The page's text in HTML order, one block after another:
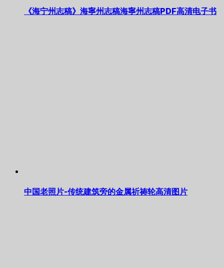
《海宁州志稿》海寧州志稿海寧州志稿PDF高清电子书
中国老照片-传统建筑旁的金属祈祷轮高清图片